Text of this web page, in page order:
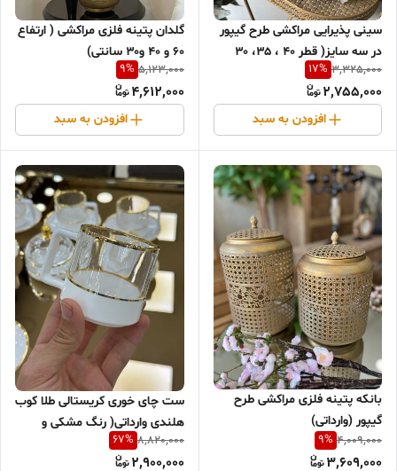
سینی پذیرایی مراکشی طرح گیپور
در سه سایز( قطر ۴۰ ، ۳۵، ۳۰
سانت)
3,325,000
17%
2,755,000
افزودن به سبد
گلدان پتینه فلزی مراکشی ( ارتفاع
۶۰ و ۴۰ و۳۰ سانتی)
5,123,000
9%
4,612,000
افزودن به سبد
بانکه پتینه فلزی مراکشی طرح
گیپور (وارداتی)
4,009,000
9%
3,609,000
ست چای خوری کریستالی طلا کوب
هلندی وارداتی( رنگ مشکی و
سفید)
8,820,000
67%
2,900,000